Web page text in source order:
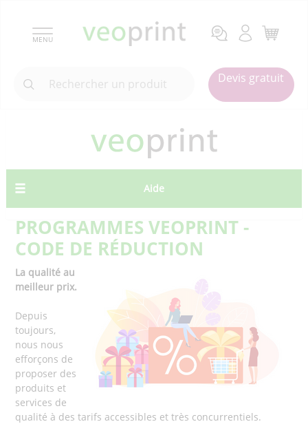
MENU
Devis gratuit
Aide
PROGRAMMES VEOPRINT -
CODE DE RÉDUCTION
La qualité au
meilleur prix.
Depuis
toujours,
nous nous
efforçons de
proposer des
produits et
services de
qualité à des tarifs accessibles et très concurrentiels.